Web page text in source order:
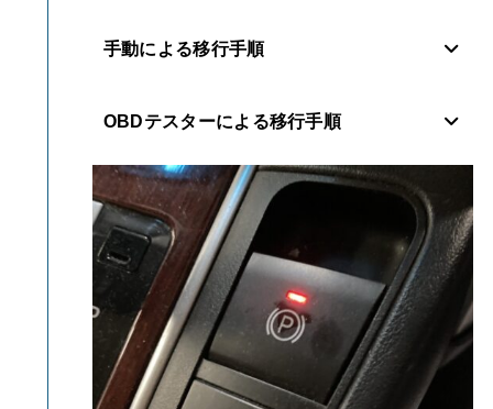
手動による移行手順
OBDテスターによる移行手順